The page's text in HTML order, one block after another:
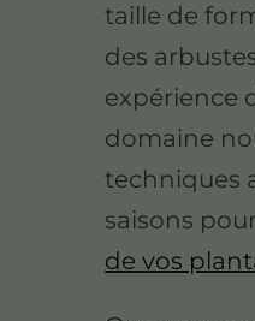
taille de
des
expérience
domaine
techniques
saisons pour
de vos